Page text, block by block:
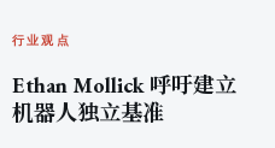
行业观点
Ethan Mollick 呼吁建立
机器人独立基准